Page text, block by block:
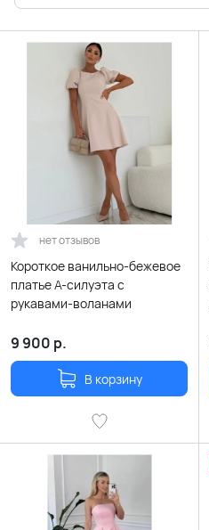
нет отзывов
Короткое ванильно-бежевое
платье А-силуэта с
рукавами-воланами
9 900 р.
В корзину